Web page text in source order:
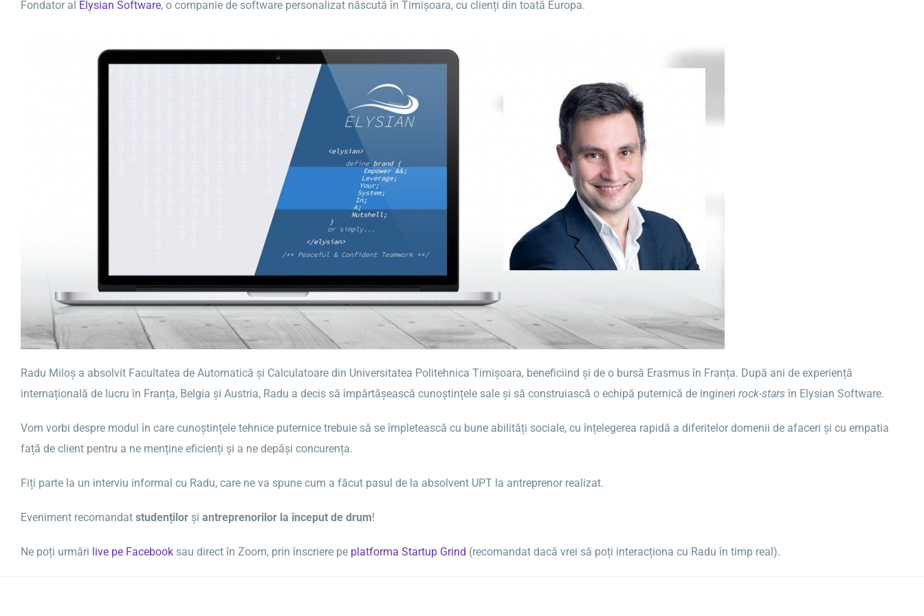
Fondator al Elysian Software, o companie de software personalizat născută în Timișoara, cu clienți din toată Europa.
Radu Miloș a absolvit Facultatea de Automatică și Calculatoare din Universitatea Politehnica Timișoara, beneficiind și de o bursă Erasmus în Franța. După ani de experiență
internațională de lucru în Franța, Belgia și Austria, Radu a decis să împărtășească cunoștințele sale și să construiască o echipă puternică de ingineri rock-stars în Elysian Software.
Vom vorbi despre modul în care cunoștințele tehnice puternice trebuie să se împletească cu bune abilități sociale, cu înțelegerea rapidă a diferitelor domenii de afaceri și cu empatia
față de client pentru a ne menține eficienți și a ne depăși concurența.
Fiți parte la un interviu informal cu Radu, care ne va spune cum a făcut pasul de la absolvent UPT la antreprenor realizat.
Eveniment recomandat studenților și antreprenorilor la început de drum!
Ne poți urmări live pe Facebook sau direct în Zoom, prin înscriere pe platforma Startup Grind (recomandat dacă vrei să poți interacționa cu Radu în timp real).